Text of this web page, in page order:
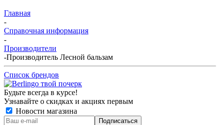
Главная
-
Справочная информация
-
Производители
-Производитель Лесной бальзам
Список брендов
Будьте всегда в курсе!
Узнавайте о скидках и акциях первым
Новости магазина